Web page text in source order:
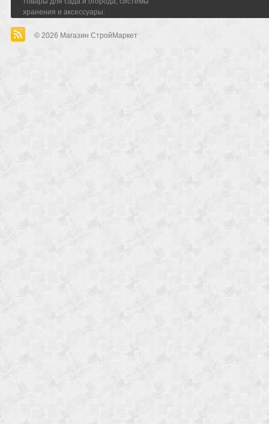
хранения и аксессуары.
© 2026 Магазин СтройМаркет